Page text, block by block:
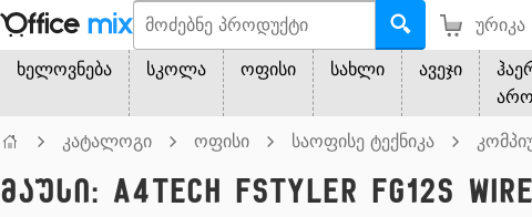
ურიკა
ხელოვნება სკოლა ოფისი სახლი ავეჯი
კატალოგი ოფისი საოფისე ტექნიკა
მაუსი: A4tech Fstyler FG12S